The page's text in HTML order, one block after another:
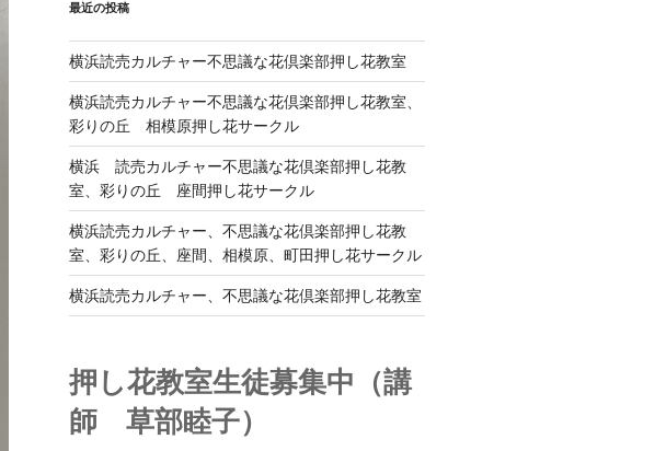
最近の投稿
横浜読売カルチャー不思議な花倶楽部押し花教室
横浜読売カルチャー不思議な花倶楽部押し花教室、
彩りの丘 相模原押し花サークル
横浜 読売カルチャー不思議な花倶楽部押し花教
室、彩りの丘 座間押し花サークル
横浜読売カルチャー、不思議な花倶楽部押し花教
室、彩りの丘、座間、相模原、町田押し花サークル
横浜読売カルチャー、不思議な花倶楽部押し花教室
押し花教室生徒募集中（講
師 草部睦子）